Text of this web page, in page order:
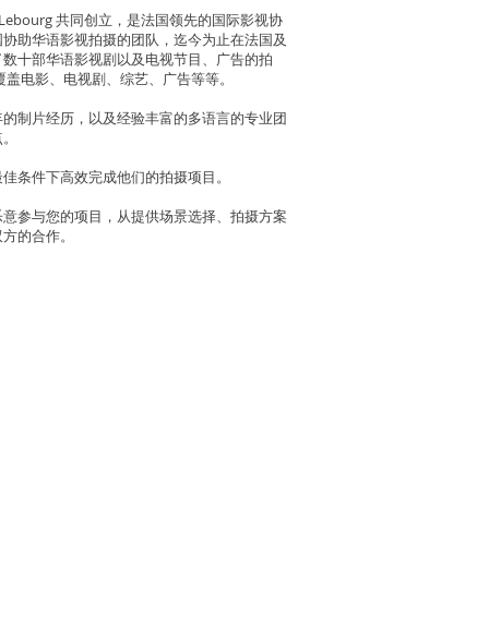
共同创立，是法国领先的国际影视协
助华语影视拍摄的团队，迄今为止在法国及
十部华语影视剧以及电视节目、广告的拍
电影、电视剧、综艺、广告等等。
制片经历，以及经验丰富的多语言的专业团
条件下高效完成他们的拍摄项目。
参与您的项目，从提供场景选择、拍摄方案
的合作。